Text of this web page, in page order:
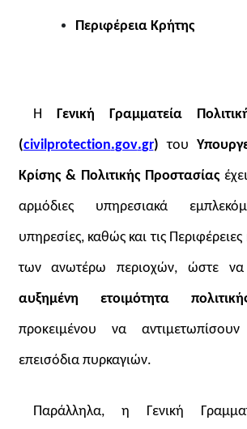
Περιφέρεια Κρήτης
ΗΓενική Γραμματεία
(civilprotection.gov.gr) του
Κρίσης & Πολιτικής Προστασίας
αρμόδιες υπηρεσιακά
υπηρεσίες, καθώς και τις
των ανωτέρω περιοχών, ώστε να
αυξημένη ετοιμότητα
προκειμένου να
επεισόδια πυρκαγιών.
Παράλληλα, η Γενική